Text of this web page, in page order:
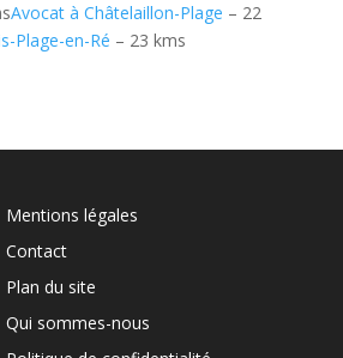
Avocat à Châtelaillon-Plage – 22
Plage-en-Ré – 23 kms
Mentions légales
Contact
Plan du site
Qui sommes-nous